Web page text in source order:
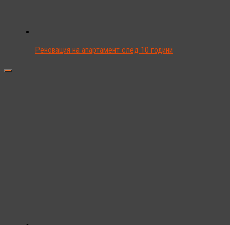
Реновация на апартамент след 10 години